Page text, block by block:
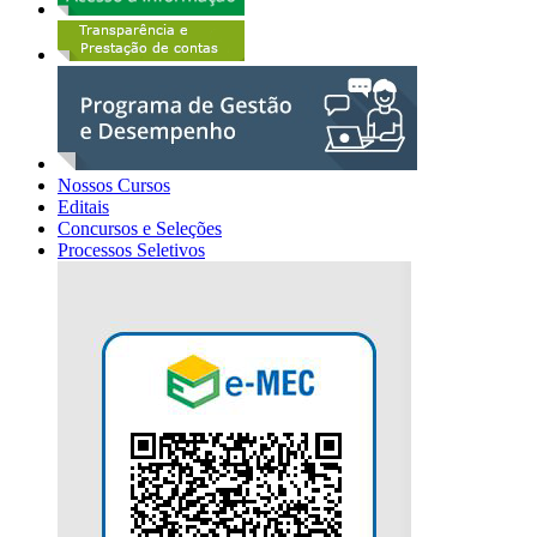
Nossos Cursos
Editais
Concursos e Seleções
Processos Seletivos